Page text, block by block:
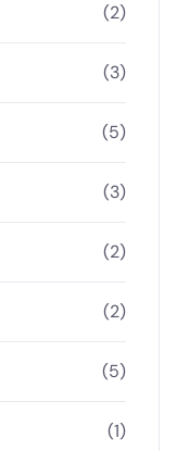
(2)
(3)
(5)
(3)
(2)
(2)
(5)
(1)